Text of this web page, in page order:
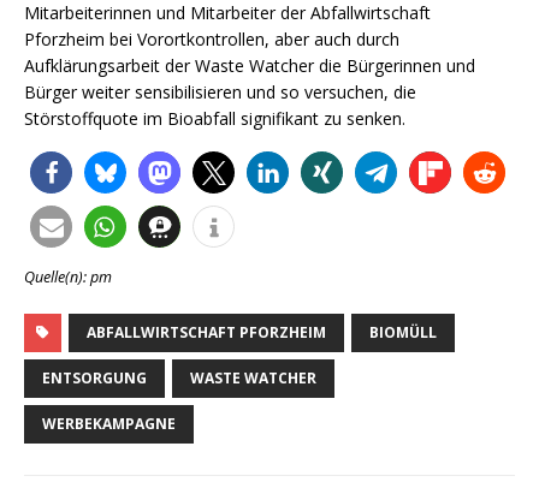
Mitarbeiterinnen und Mitarbeiter der Abfallwirtschaft
Pforzheim bei Vorortkontrollen, aber auch durch
Aufklärungsarbeit der Waste Watcher die Bürgerinnen und
Bürger weiter sensibilisieren und so versuchen, die
Störstoffquote im Bioabfall signifikant zu senken.
Quelle(n): pm
ABFALLWIRTSCHAFT PFORZHEIM BIOMÜLL
ENTSORGUNG WASTE WATCHER
WERBEKAMPAGNE